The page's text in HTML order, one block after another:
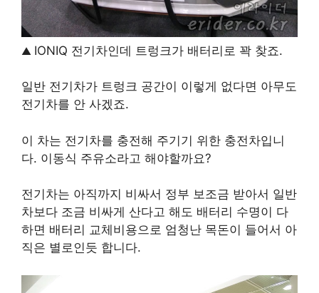
▲ IONIQ 전기차인데 트렁크가 배터리로 꽉 찾죠.
일반 전기차가 트렁크 공간이 이렇게 없다면 아무도
전기차를 안 사겠죠.
이 차는 전기차를 충전해 주기기 위한 충전차입니
다. 이동식 주유소라고 해야할까요?
전기차는 아직까지 비싸서 정부 보조금 받아서 일반
차보다 조금 비싸게 산다고 해도 배터리 수명이 다
하면 배터리 교체비용으로 엄청난 목돈이 들어서 아
직은 별로인듯 합니다.